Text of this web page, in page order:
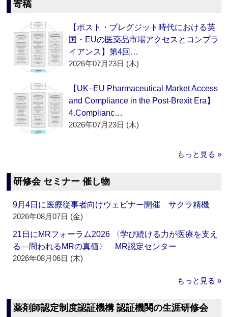
寄稿
【ポスト・ブレグジット時代における英
国・EUの医薬品市場アクセスとコンプラ
イアンス】第4回…
2026年07月23日 (木)
【UK–EU Pharmaceutical Market Access
and Compliance in the Post-Brexit Era】
4.Complianc…
2026年07月23日 (木)
もっと見る »
研修会 セミナー 催し物
9月4日に医療従事者向けウェビナー開催 サクラ精機
2026年08月07日 (金)
21日にMRフォーラム2026 〈学び続ける力が医療を支え
る―問われるMRの真価〉 MR認定センター
2026年08月06日 (木)
もっと見る »
薬剤師認定制度認証機構 認証機関の生涯研修会